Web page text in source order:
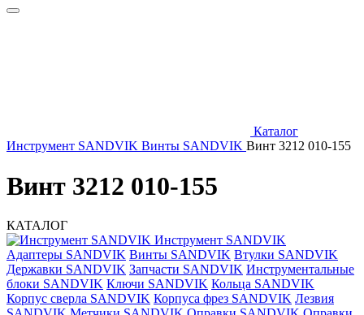
Каталог
Инструмент SANDVIK Винты SANDVIK Винт 3212 010-155
Винт 3212 010-155
КАТАЛОГ
Инструмент SANDVIK
Адаптеры SANDVIK Винты SANDVIK Втулки SANDVIK
Державки SANDVIK Запчасти SANDVIK Инструментальные
блоки SANDVIK Ключи SANDVIK Кольца SANDVIK
Корпус сверла SANDVIK Корпуса фрез SANDVIK Лезвия